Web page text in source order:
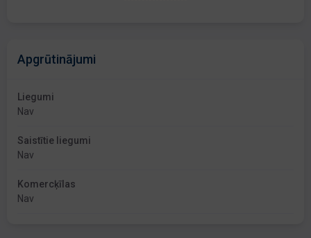
Apgrūtinājumi
Liegumi
Nav
Saistītie liegumi
Nav
Komercķīlas
Nav